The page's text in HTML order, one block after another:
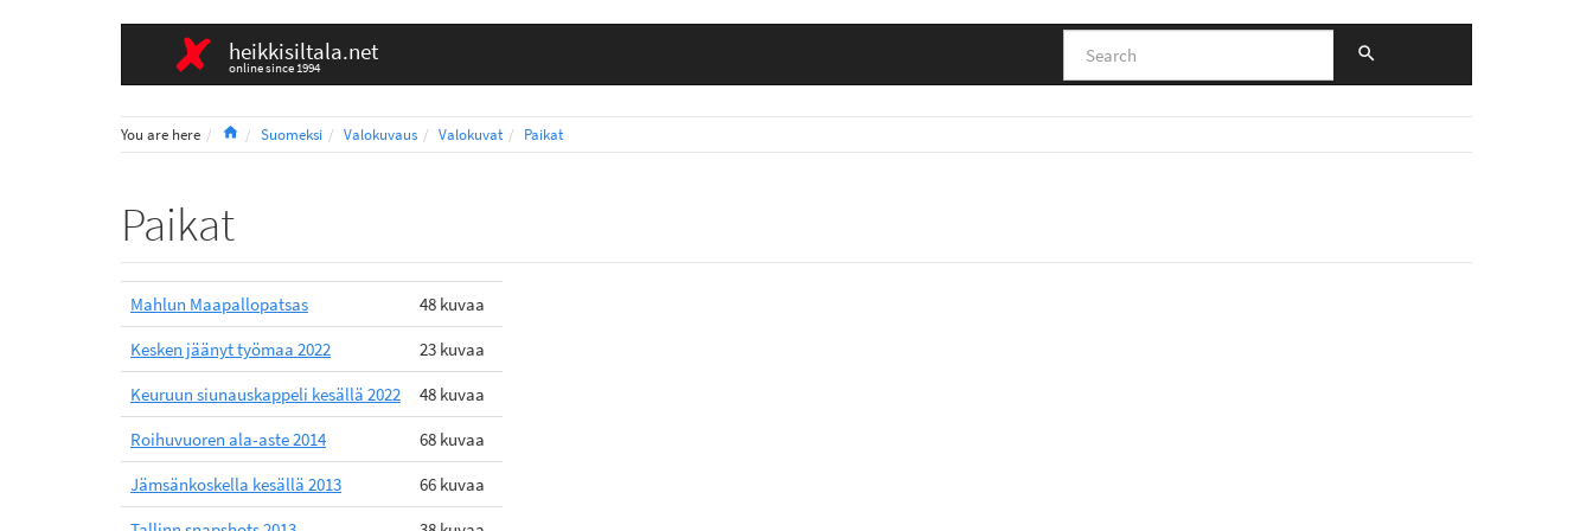
heikkisiltala.net
online since 1994
You are here HomeSuomeksi Valokuvaus Valokuvat Paikat
Paikat
Mahlun Maapallopatsas
48 kuvaa
Kesken jäänyt työmaa 2022
23 kuvaa
Keuruun siunauskappeli kesällä 2022
48 kuvaa
Roihuvuoren ala-aste 2014
68 kuvaa
Jämsänkoskella kesällä 2013
66 kuvaa